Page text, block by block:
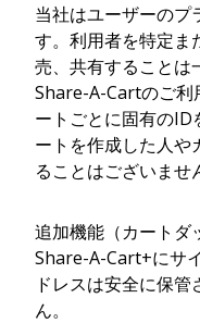
当社はユーザーのプ
す。利用者を特定ま
売、共有することは
Share-A-Cartのご利
ートごとに固有のID
ートを作成した人や
ることはございませ
追加機能（カートダ
Share-A-Cart+にサ
ドレスは安全に保
ん。